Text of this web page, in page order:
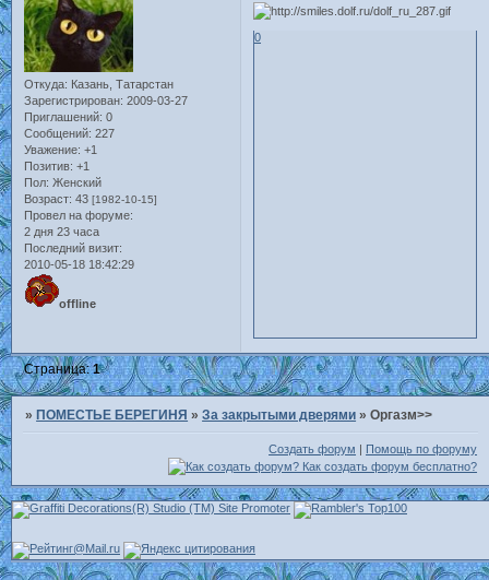
Откуда: Казань, Татарстан
Зарегистрирован: 2009-03-27
Приглашений: 0
Сообщений: 227
Уважение: +1
Позитив: +1
Пол: Женский
Возраст: 43 [1982-10-15]
Провел на форуме:
2 дня 23 часа
Последний визит:
2010-05-18 18:42:29
offline
0
Страница:1
»ПОМЕСТЬЕ БЕРЕГИНЯ »За закрытыми дверями »Оргазм>>
Создать форум Помощь по форуму